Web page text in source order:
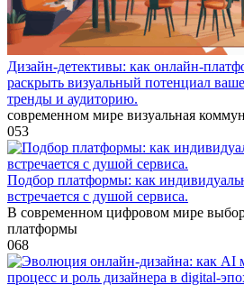
Дизайн-детективы: как онлайн-
раскрыть визуальный потенциал
тренды и аудиторию.
современном мире визуальная
053
Подбор платформы: как
встречается с душой сервиса.
В современном цифровом мире
платформы
068